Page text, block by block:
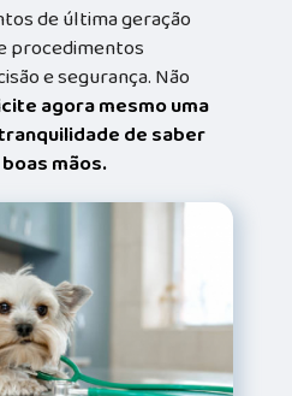
de última geração
procedimentos
e segurança. Não
agora mesmo uma
de saber
mãos.